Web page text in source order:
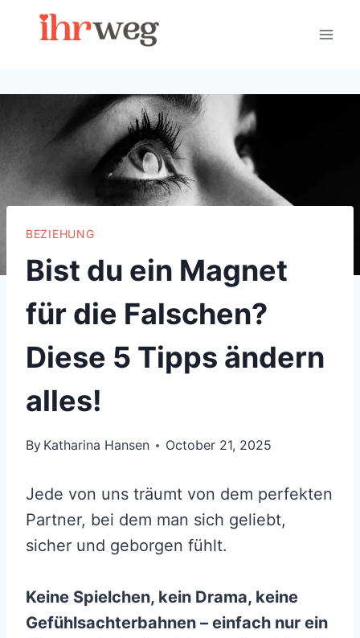
BEZIEHUNG
Bist du ein Magnet
für die Falschen?
Diese 5 Tipps ändern
alles!
By Katharina Hansen October 21, 2025
Jede von uns träumt von dem perfekten
Partner, bei dem man sich geliebt,
sicher und geborgen fühlt.
Keine Spielchen, kein Drama, keine
Gefühlsachterbahnen – einfach nur ein